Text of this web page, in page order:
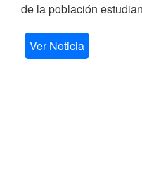
de la población
Ver Noticia